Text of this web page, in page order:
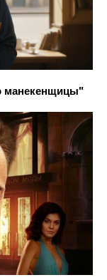
манекенщицы"